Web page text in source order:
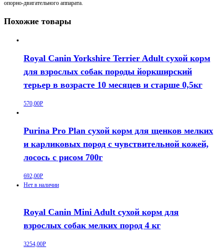
опорно-двигательного аппарата.
Похожие товары
Royal Canin Yorkshire Terrier Adult сухой корм
для взрослых собак породы йоркширский
терьер в возрасте 10 месяцев и старше 0,5кг
570,00Р
Purina Pro Plan сухой корм для щенков мелких
и карликовых пород с чувствительной кожей,
лосось с рисом 700г
692,00Р
Нет в наличии
Royal Canin Mini Adult сухой корм для
взрослых собак мелких пород 4 кг
3254,00Р